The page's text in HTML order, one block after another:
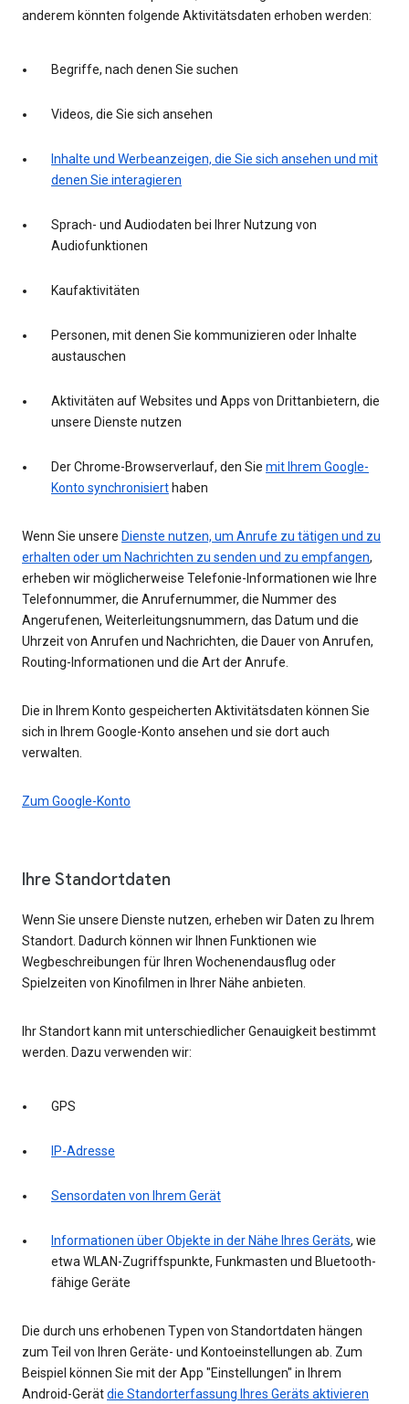
anderem könnten folgende Aktivitätsdaten erhoben werden:
Begriffe, nach denen Sie suchen
Videos, die Sie sich ansehen
Inhalte und Werbeanzeigen, die Sie sich ansehen und mit
denen Sie interagieren
Sprach- und Audiodaten bei Ihrer Nutzung von
Audiofunktionen
Kaufaktivitäten
Personen, mit denen Sie kommunizieren oder Inhalte
austauschen
Aktivitäten auf Websites und Apps von Drittanbietern, die
unsere Dienste nutzen
Der Chrome-Browserverlauf, den Sie mit Ihrem Google-
Konto synchronisiert haben
Wenn Sie unsere Dienste nutzen, um Anrufe zu tätigen und zu
erhalten oder um Nachrichten zu senden und zu empfangen,
erheben wir möglicherweise Telefonie-Informationen wie Ihre
Telefonnummer, die Anrufernummer, die Nummer des
Angerufenen, Weiterleitungsnummern, das Datum und die
Uhrzeit von Anrufen und Nachrichten, die Dauer von Anrufen,
Routing-Informationen und die Art der Anrufe.
Die in Ihrem Konto gespeicherten Aktivitätsdaten können Sie
sich in Ihrem Google-Konto ansehen und sie dort auch
verwalten.
Zum Google-Konto
Ihre Standortdaten
Wenn Sie unsere Dienste nutzen, erheben wir Daten zu Ihrem
Standort. Dadurch können wir Ihnen Funktionen wie
Wegbeschreibungen für Ihren Wochenendausflug oder
Spielzeiten von Kinofilmen in Ihrer Nähe anbieten.
Ihr Standort kann mit unterschiedlicher Genauigkeit bestimmt
werden. Dazu verwenden wir:
GPS
IP-Adresse
Sensordaten von Ihrem Gerät
Informationen über Objekte in der Nähe Ihres Geräts, wie
etwa WLAN-Zugriffspunkte, Funkmasten und Bluetooth-
fähige Geräte
Die durch uns erhobenen Typen von Standortdaten hängen
zum Teil von Ihren Geräte- und Kontoeinstellungen ab. Zum
Beispiel können Sie mit der App "Einstellungen" in Ihrem
Android-Gerätdie Standorterfassung Ihres Geräts aktivieren